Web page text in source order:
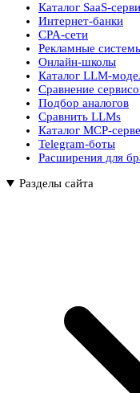
Каталог SaaS-
Интернет-банки
CPA-сети
Рекламные
Онлайн-школы
Каталог LLM-
Сравнение
Подбор аналогов
Сравнить LLMs
Каталог MCP-
Telegram-боты
Расширения для
Разделы сайта